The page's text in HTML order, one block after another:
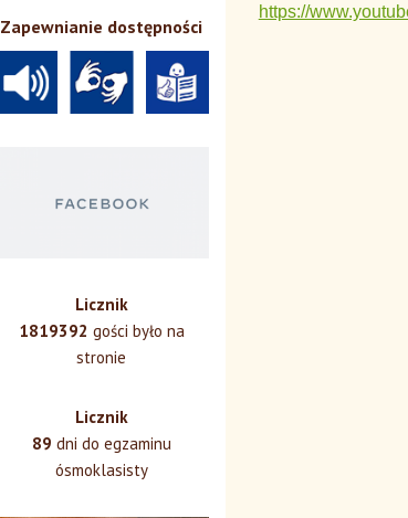
https://
Zapewnianie dostępności
Licznik
1819392 gości było na
stronie
Licznik
89 dni do egzaminu
ósmoklasisty